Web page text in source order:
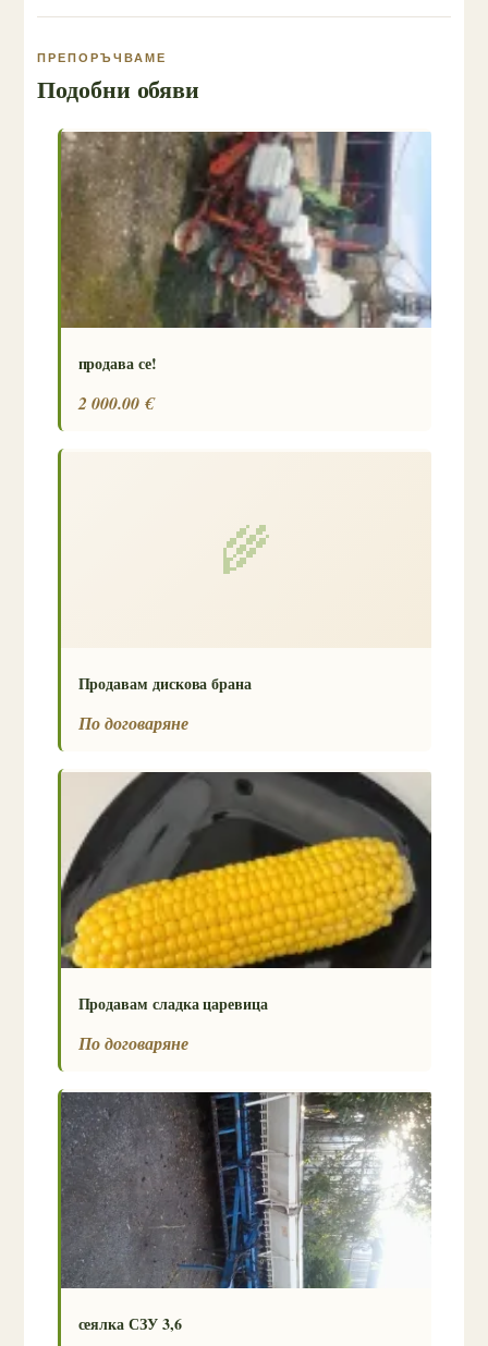
ПРЕПОРЪЧВАМЕ
Подобни обяви
продава се!
2 000.00 €
🌾
Продавам дискова брана
По договаряне
Продавам сладка царевица
По договаряне
сеялка СЗУ 3,6